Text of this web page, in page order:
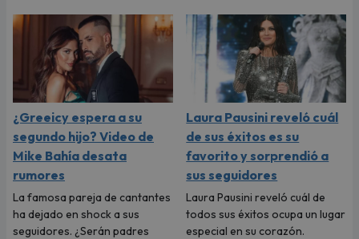
¿Greeicy espera a su
segundo hijo? Video de
Mike Bahía desata
rumores
La famosa pareja de cantantes
ha dejado en shock a sus
seguidores. ¿Serán padres
Laura Pausini reveló cuál
de sus éxitos es su
favorito y sorprendió a
sus seguidores
Laura Pausini reveló cuál de
todos sus éxitos ocupa un lugar
especial en su corazón.